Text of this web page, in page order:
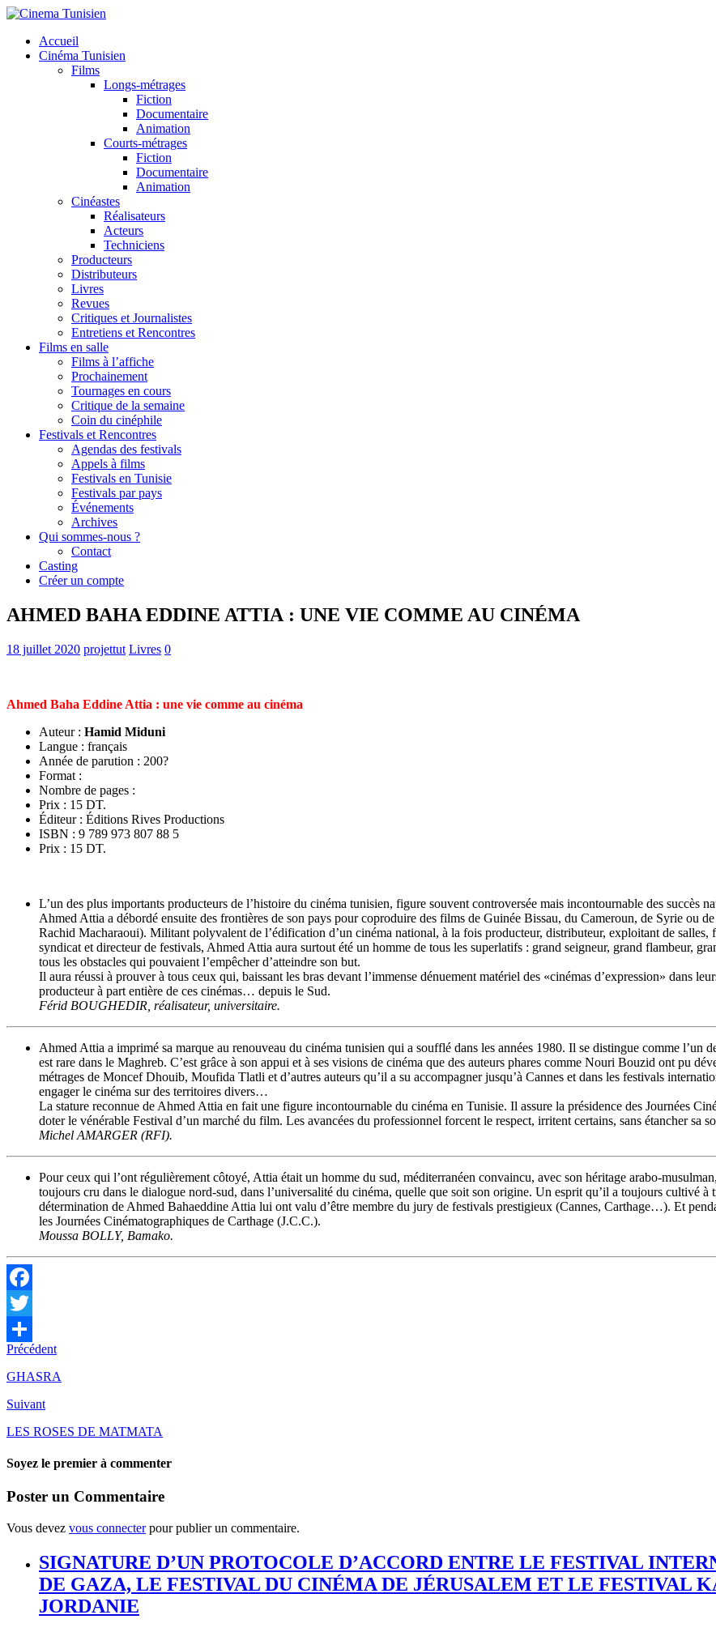
Accueil
Cinéma Tunisien
Films
Longs-métrages
Fiction
Documentaire
Animation
Courts-métrages
Fiction
Documentaire
Animation
Cinéastes
Réalisateurs
Acteurs
Techniciens
Producteurs
Distributeurs
Livres
Revues
Critiques et Journalistes
Entretiens et Rencontres
Films en salle
Films à l’affiche
Prochainement
Tournages en cours
Critique de la semaine
Coin du cinéphile
Festivals et Rencontres
Agendas des festivals
Appels à films
Festivals en Tunisie
Festivals par pays
Événements
Archives
Qui sommes-nous ?
Contact
Casting
Créer un compte
AHMED BAHA EDDINE ATTIA : UNE VIE COMME AU CINÉMA
18 juillet 2020 projettut Livres 0
Ahmed Baha Eddine Attia : une vie comme au cinéma
Auteur : Hamid Miduni
Langue : français
Année de parution : 200?
Format :
Nombre de pages :
Prix : 15 DT.
Éditeur : Éditions Rives Productions
ISBN : 9 789 973 807 88 5
Prix : 15 DT.
L’un des plus importants producteurs de l’histoire du cinéma tunisien, figure souvent controversée mais incontournable des succès
Ahmed Attia a débordé ensuite des frontières de son pays pour coproduire des films de Guinée Bissau, du Cameroun, de Syrie ou
Rachid Macharaoui). Militant polyvalent de l’édification d’un cinéma national, à la fois producteur, distributeur, exploitant de salles,
syndicat et directeur de festivals, Ahmed Attia aura surtout été un homme de tous les superlatifs : grand seigneur, grand flambeur,
tous les obstacles qui pouvaient l’empêcher d’atteindre son but.
Il aura réussi à prouver à tous ceux qui, baissant les bras devant l’immense dénuement matériel des «cinémas d’expression» dans
producteur à part entière de ces cinémas… depuis le Sud.
Férid BOUGHEDIR, réalisateur, universitaire.
Ahmed Attia a imprimé sa marque au renouveau du cinéma tunisien qui a soufflé dans les années 1980. Il se distingue comme l’un
est rare dans le Maghreb. C’est grâce à son appui et à ses visions de cinéma que des auteurs phares comme Nouri Bouzid ont pu
métrages de Moncef Dhouib, Moufida Tlatli et d’autres auteurs qu’il a su accompagner jusqu’à Cannes et dans les festivals
engager le cinéma sur des territoires divers…
La stature reconnue de Ahmed Attia en fait une figure incontournable du cinéma en Tunisie. Il assure la présidence des Journées
doter le vénérable Festival d’un marché du film. Les avancées du professionnel forcent le respect, irritent certains, sans étancher sa
Michel AMARGER (RFI).
Pour ceux qui l’ont régulièrement côtoyé, Attia était un homme du sud, méditerranéen convaincu, avec son héritage arabo-
toujours cru dans le dialogue nord-sud, dans l’universalité du cinéma, quelle que soit son origine. Un esprit qu’il a toujours cultivé
détermination de Ahmed Bahaeddine Attia lui ont valu d’être membre du jury de festivals prestigieux (Cannes, Carthage…). Et
les Journées Cinématographiques de Carthage (J.C.C.).
Moussa BOLLY, Bamako.
Facebook
Twitter
Partager
Précédent
GHASRA
Suivant
LES ROSES DE MATMATA
Soyez le premier à commenter
Poster un Commentaire
Vous devez vous connecterpour publier un commentaire.
SIGNATURE D’UN PROTOCOLE D’ACCORD ENTRE LE FESTIVAL
DE GAZA, LE FESTIVAL DU CINÉMA DE JÉRUSALEM ET LE FESTIVAL
JORDANIE